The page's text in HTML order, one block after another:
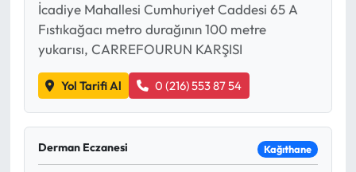
İcadiye Mahallesi Cumhuriyet Caddesi 65 A
Fıstıkağacı metro durağının 100 metre
yukarısı, CARREFOURUN KARŞISI
Yol Tarifi Al 0 (216) 553 87 54
Derman Eczanesi Kağıthane